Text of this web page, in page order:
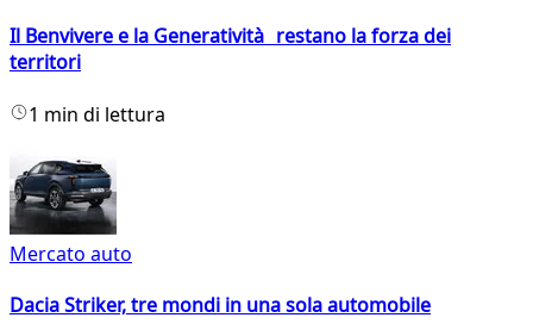
Il Benvivere e la Generatività restano la forza dei
territori
1 min di lettura
Mercato auto
Dacia Striker, tre mondi in una sola automobile